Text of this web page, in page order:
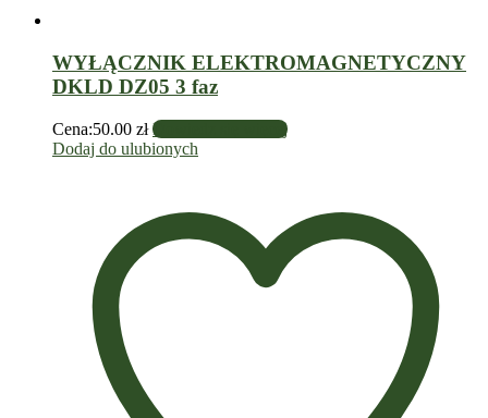
WYŁĄCZNIK ELEKTROMAGNETYCZNY
DKLD DZ05 3 faz
Cena:50.00 zł Dowiedz się więcej
Dodaj do ulubionych